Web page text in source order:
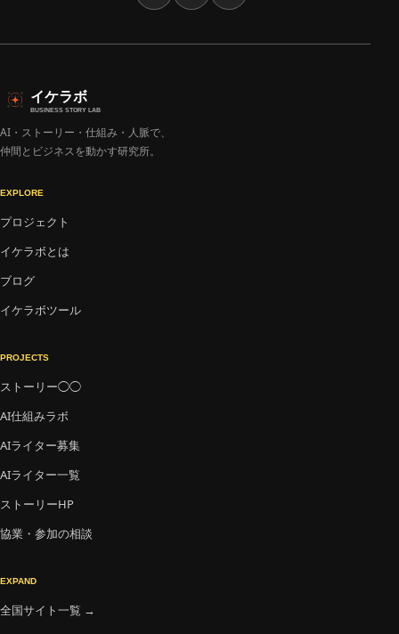
イケラボ
BUSINESS STORY LAB
AI・ストーリー・仕組み・人脈で、
仲間とビジネスを動かす研究所。
EXPLORE
プロジェクト
イケラボとは
ブログ
イケラボツール
PROJECTS
ストーリー◯◯
AI仕組みラボ
AIライター募集
AIライター一覧
ストーリーHP
協業・参加の相談
EXPAND
全国サイト一覧 →